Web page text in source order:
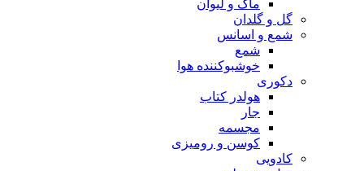
ماگ و لیوان
گل و گلدان
شمع و اسانس
شمع
خوشبوکننده هوا
دکوری
هولدر کتاب
جار
مجسمه
کوسن و رومیزی
کادویی